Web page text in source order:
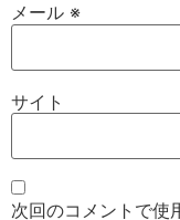
メール ※
サイト
次回のコメントで使